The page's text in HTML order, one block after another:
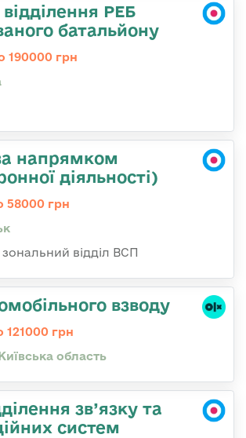
РЕБ
батальйону
190000 грн
напрямком
діяльності)
58000 грн
відділ ВСП
взводу
121000 грн
область
зв’язку та
систем